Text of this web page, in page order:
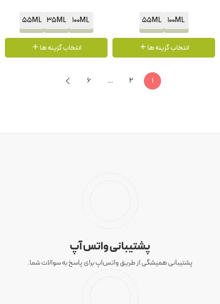
100ML
55ML
انتخاب گزینه ها
100ML
35ML
55ML
انتخاب گزینه ها
1
2
…
6
پشتیبانی واتس آپ
پشتیبانی همیشگی از طریق واتس‌اپ برای پاسخ به سوالات شما.